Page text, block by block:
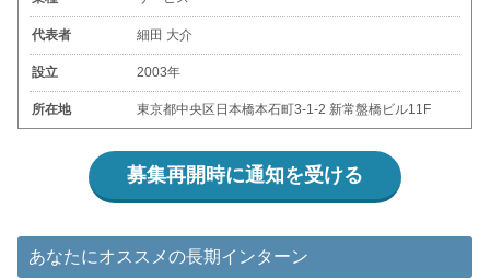
代表者 細田 大介
設立 2003年
所在地 東京都中央区日本橋本石町3-1-2 新常盤橋ビル11F
募集再開時に通知を受ける
あなたにオススメの長期インターン